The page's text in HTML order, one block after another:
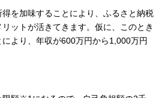
を加味することにより、ふるさと納税
ットが活きてきます。仮に、このとき
より、年収が600万円から1,000万円